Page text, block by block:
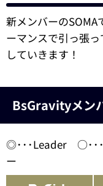
新メンバーの
ーマンスで引っ張
していきます！
BsGravityメン
◎･･･Leader ○･･
ー